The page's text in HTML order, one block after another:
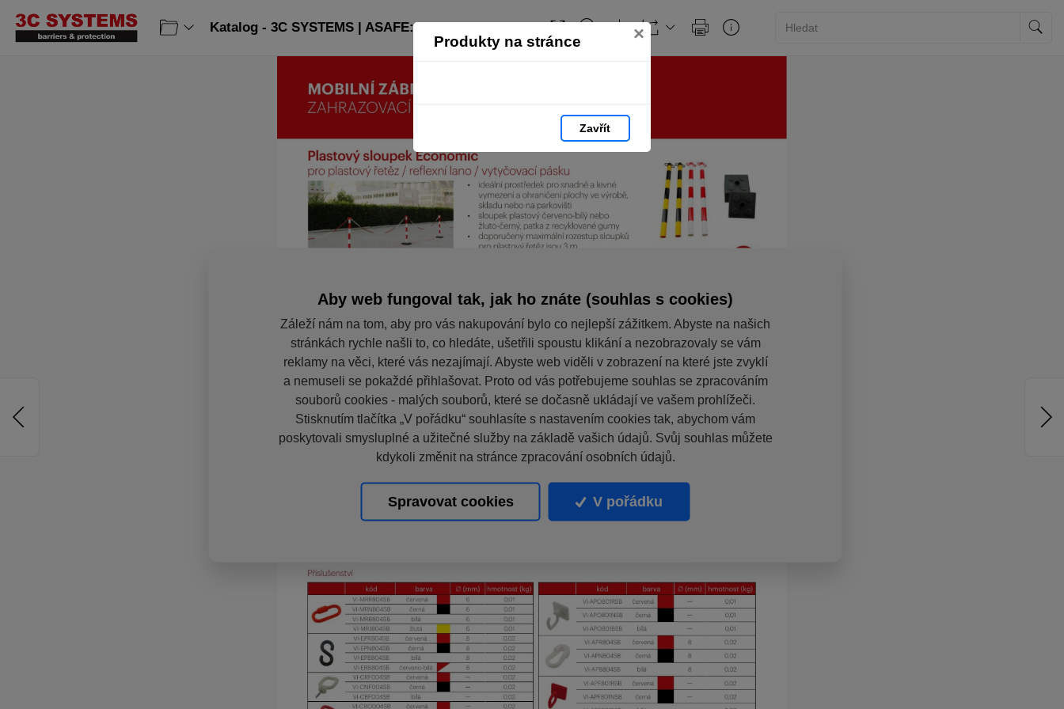
Produkty na stránce ×
Zavřít
Katalog - 3C SYSTEMS | ASAFE: strana 10
Aby web fungoval tak, jak ho znáte (souhlas s cookies)
Záleží nám na tom, aby pro vás nakupování bylo co nejlepší zážitkem. Abyste na našich
stránkách rychle našli to, co hledáte, ušetřili spoustu klikání a nezobrazovaly se vám
reklamy na věci, které vás nezajímají. Abyste web viděli v zobrazení na které jste zvyklí
a nemuseli se pokaždé přihlašovat. Proto od vás potřebujeme souhlas se zpracováním
souborů cookies - malých souborů, které se dočasně ukládají ve vašem prohlížeči.
Stisknutím tlačítka „V pořádku“ souhlasíte s nastavením cookies tak, abychom vám
poskytovali smysluplné a užitečné služby na základě vašich údajů. Svůj souhlas můžete
kdykoli změnit na stránce zpracování osobních údajů.
Spravovat cookies V pořádku